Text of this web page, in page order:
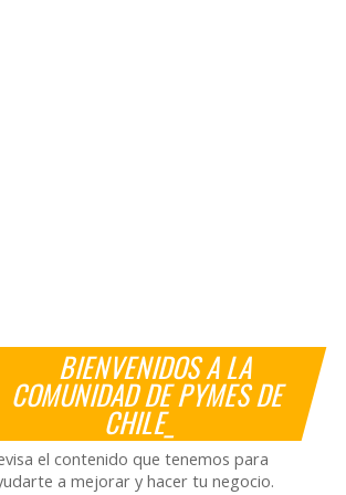
BIENVENIDOS A LA
COMUNIDAD DE PYMES DE
CHILE_
el contenido que tenemos para
a mejorar y hacer tu negocio.